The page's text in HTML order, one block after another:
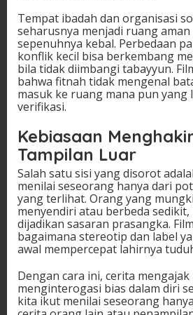
Tempat ibadah dan organisasi
seharusnya menjadi ruang
sepenuhnya kebal. Perbedaan
konflik kecil bisa berkembang
bila tidak diimbangi tabayyun.
bahwa fitnah tidak mengenal
masuk ke ruang mana pun yang
verifikasi.
Kebiasaan
Tampilan Luar
Salah satu sisi yang disorot
menilai seseorang hanya dari
yang terlihat. Orang yang
menyendiri atau berbeda
dijadikan sasaran prasangka.
bagaimana stereotip dan label
awal mempercepat lahirnya
Dengan cara ini, cerita
menginterogasi bias dalam diri
kita ikut menilai seseorang